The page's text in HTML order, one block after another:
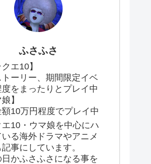
ふさふさ
クエ10】
ーリー、期間限定イベ
度をまったりとプレイ中
】
10万円程度でプレイ中
エ10・ウマ娘を中心にハ
る海外ドラマやアニメ
事にしています。
日かふさふさになる事を